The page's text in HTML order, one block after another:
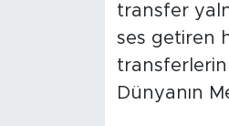
transfer
ses getiren
transferlerin
Dünyanın